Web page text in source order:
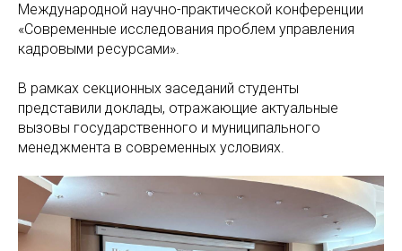
Международной научно-практической конференции
«Современные исследования проблем управления
кадровыми ресурсами».
В рамках секционных заседаний студенты
представили доклады, отражающие актуальные
вызовы государственного и муниципального
менеджмента в современных условиях.